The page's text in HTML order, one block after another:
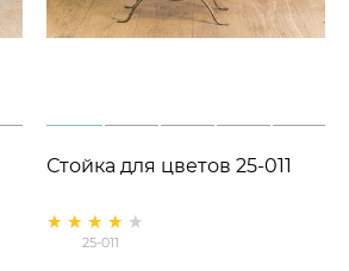
Стойка для цветов 25-011
25-011